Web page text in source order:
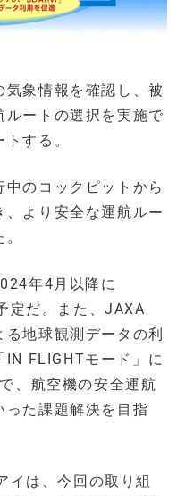
象情報を確認し、被
ートの選択を実施で
する。
のコックピットから
より安全な運航ルー
年4月以降に
定だ。また、JAXA
地球観測データの利
IN FLIGHTモード」に
、航空機の安全運航
った課題解決を目指
イは、今回の取り組